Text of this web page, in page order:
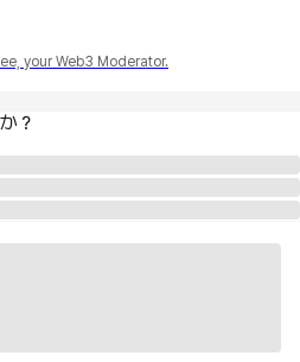
your Web3 Moderator.
？